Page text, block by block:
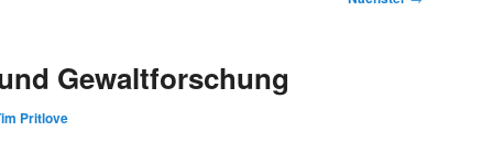
Gewaltforschung
Pritlove